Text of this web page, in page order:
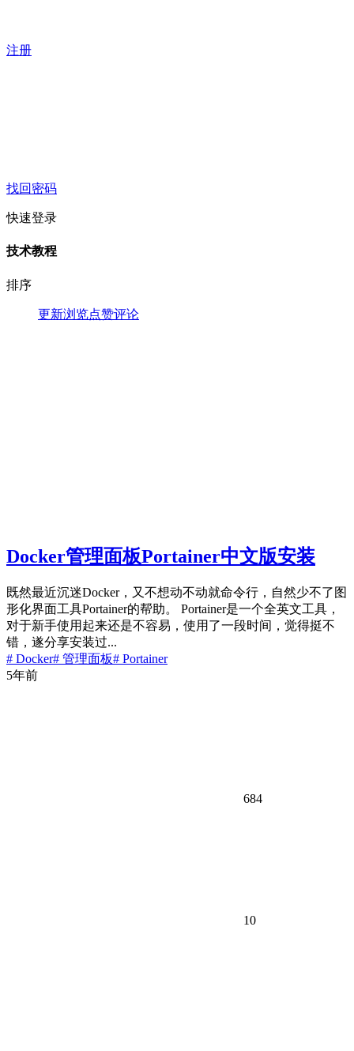
注册
找回密码
快速登录
技术教程
排序
更新浏览点赞评论
Docker管理面板Portainer中文版安装
既然最近沉迷Docker，又不想动不动就命令行，自然少不了图
形化界面工具Portainer的帮助。 Portainer是一个全英文工具，
对于新手使用起来还是不容易，使用了一段时间，觉得挺不
错，遂分享安装过...
# Docker# 管理面板# Portainer
5年前
684
10